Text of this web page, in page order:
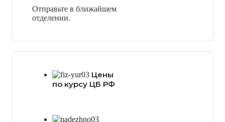
Отправьте в ближайшем
отделении.
Цены
по курсу ЦБ РФ